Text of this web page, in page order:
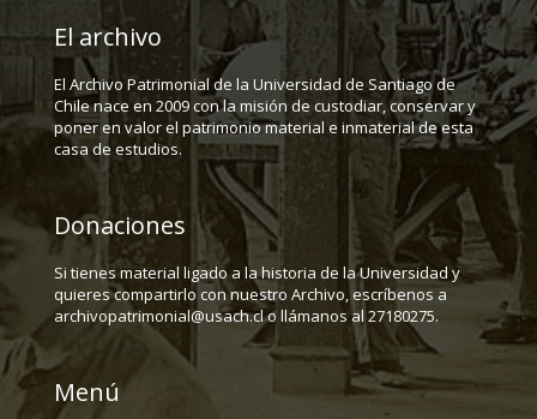
El archivo
El Archivo Patrimonial de la Universidad de Santiago de
Chile nace en 2009 con la misión de custodiar, conservar y
poner en valor el patrimonio material e inmaterial de esta
casa de estudios.
Donaciones
Si tienes material ligado a la historia de la Universidad y
quieres compartirlo con nuestro Archivo, escríbenos a
archivopatrimonial@usach.cl o llámanos al 27180275.
Menú